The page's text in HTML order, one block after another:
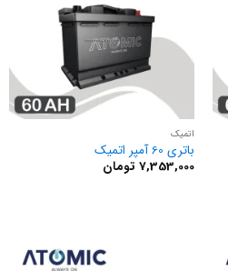
اتمیک
باتری 60 آمپر اتمیک
7,353,000 تومان